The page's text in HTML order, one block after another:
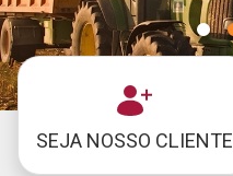
SEJA NOSSO CLIENTE